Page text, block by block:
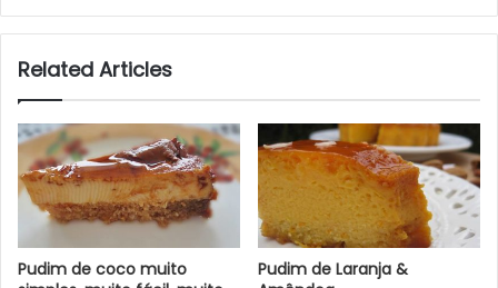
Related Articles
Pudim de coco muito
Pudim de Laranja &